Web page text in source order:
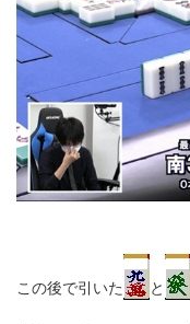
この後で引いた と